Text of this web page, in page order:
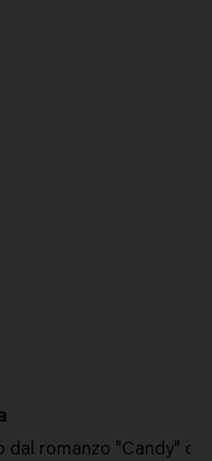
romanzo "Candy" di